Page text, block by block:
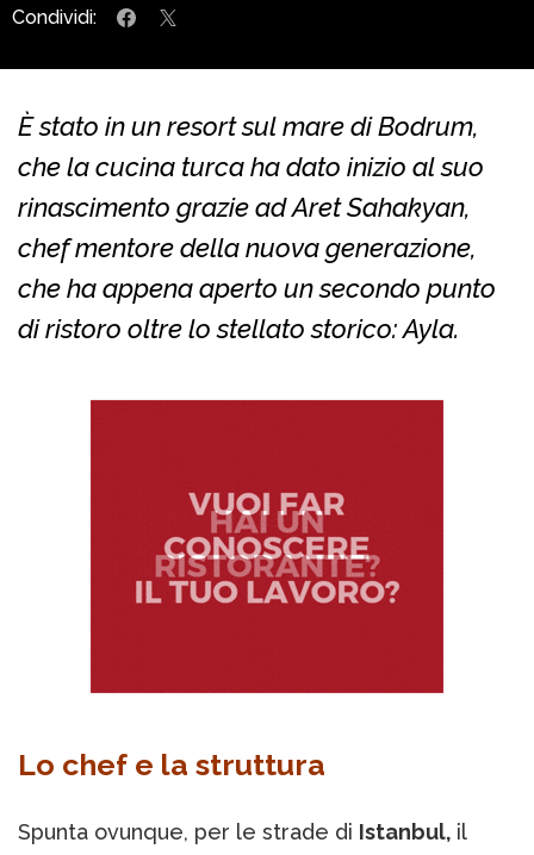
Condividi:
È stato in un resort sul mare di Bodrum,
che la cucina turca ha dato inizio al suo
rinascimento grazie ad Aret Sahakyan,
chef mentore della nuova generazione,
che ha appena aperto un secondo punto
di ristoro oltre lo stellato storico: Ayla.
Lo chef e la struttura
Spunta ovunque, per le strade di Istanbul, il